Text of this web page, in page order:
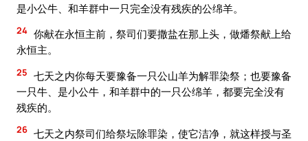
是小公牛、和羊群中一只完全没有残疾的公绵羊。
24 你献在永恒主前，祭司们要撒盐在那上头，做燔祭献上给
永恒主。
25 七天之内你每天要豫备一只公山羊为解罪染祭；也要豫备
一只牛、是小公牛，和羊群中的一只公绵羊，都要完全没有
残疾的。
26 七天之内祭司们给祭坛除罪染，使它洁净，就这样授与圣